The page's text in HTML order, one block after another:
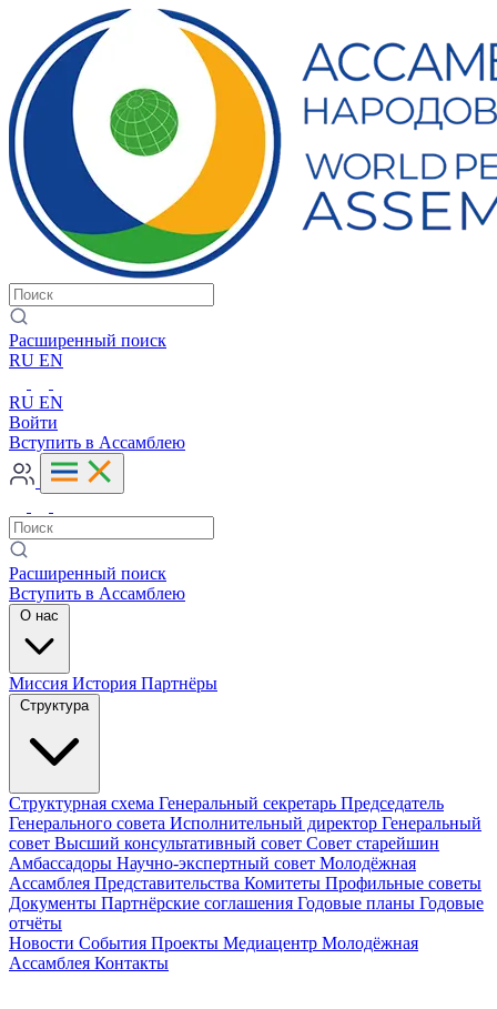
Расширенный поиск
RU EN
RU EN
Войти
Вступить в Ассамблею
Расширенный поиск
Вступить в Ассамблею
О нас
Миссия История Партнёры
Структура
Структурная схема Генеральный секретарь Председатель
Генерального совета Исполнительный директор Генеральный
совет Высший консультативный совет Совет старейшин
Амбассадоры Научно-экспертный совет Молодёжная
Ассамблея Представительства Комитеты Профильные советы
Документы Партнёрские соглашения Годовые планы Годовые
отчёты
Новости События Проекты Медиацентр Молодёжная
Ассамблея Контакты